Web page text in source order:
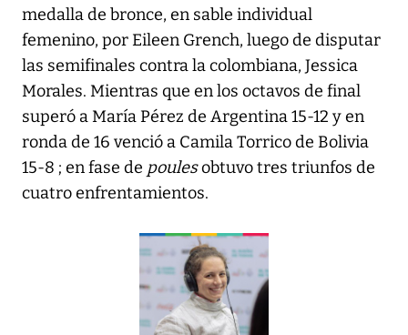
medalla de bronce, en sable individual
femenino, porEileen Grench, luego de disputar
las semifinales contra la colombiana, Jessica
Morales. Mientras que en los octavos de final
superó a María Pérez de Argentina 15-12 y en
ronda de 16 venció a Camila Torrico de Bolivia
15-8 ; en fase de poulesobtuvo tres triunfos de
cuatro enfrentamientos.